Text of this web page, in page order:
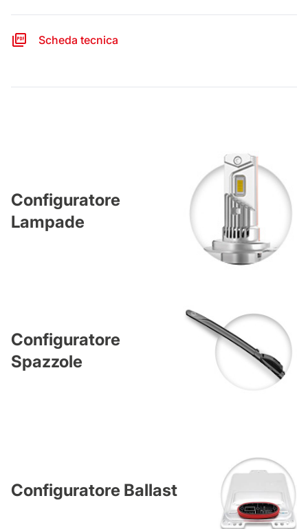
Scheda tecnica
Configuratore
Lampade
Configuratore
Spazzole
Configuratore Ballast